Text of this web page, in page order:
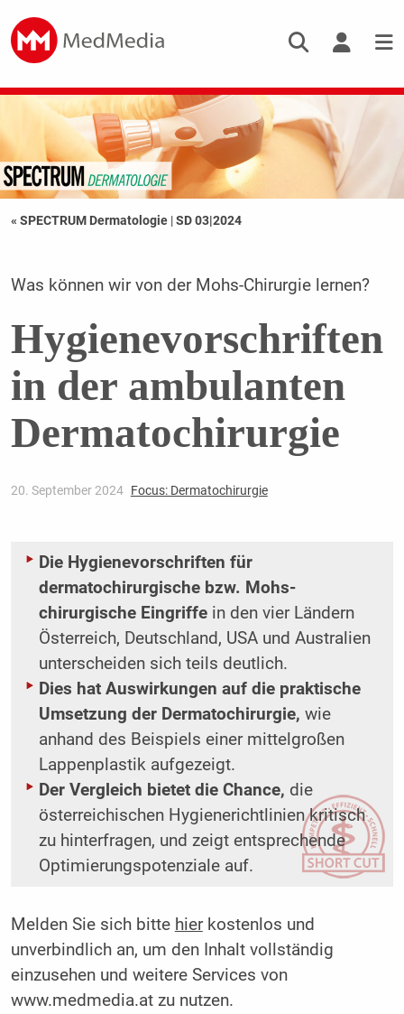
« SPECTRUM Dermatologie |SD 03|2024
Was können wir von der Mohs-Chirurgie lernen?
Hygienevorschriften
in der ambulanten
Dermatochirurgie
20. September 2024 Focus: Dermatochirurgie
Die Hygienevorschriften für
dermatochirurgische bzw. Mohs-
chirurgische Eingriffe in den vier Ländern
Österreich, Deutschland, USA und Australien
unterscheiden sich teils deutlich.
Dies hat Auswirkungen auf die praktische
Umsetzung der Dermatochirurgie, wie
anhand des Beispiels einer mittelgroßen
Lappenplastik aufgezeigt.
Der Vergleich bietet die Chance, die
österreichischen Hygienerichtlinien kritisch
zu hinterfragen, und zeigt entsprechende
Optimierungspotenziale auf.
Melden Sie sich bitte hierkostenlos und
unverbindlich an, um den Inhalt vollständig
einzusehen und weitere Services von
www.medmedia.at zu nutzen.